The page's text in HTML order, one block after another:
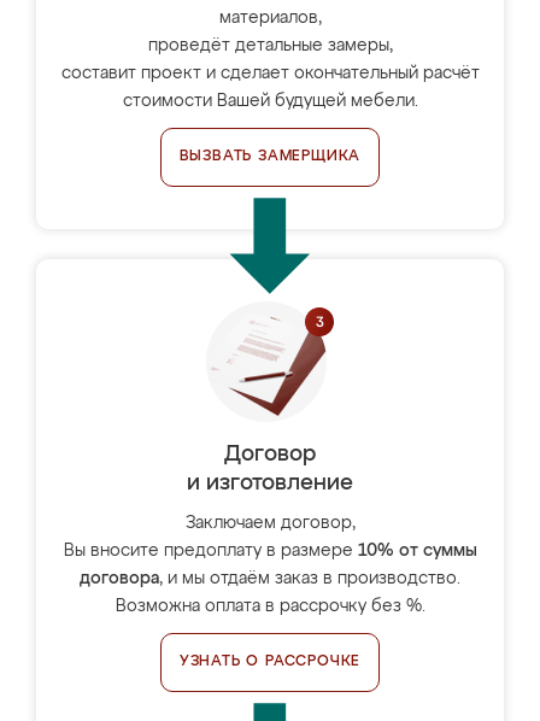
материалов,
проведёт детальные замеры,
составит проект и сделает окончательный расчёт
стоимости Вашей будущей мебели.
ВЫЗВАТЬ ЗАМЕРЩИКА
Договор
и изготовление
Заключаем договор,
Вы вносите предоплату в размере 10% от суммы
договора, и мы отдаём заказ в производство.
Возможна оплата в рассрочку без %.
УЗНАТЬ О РАССРОЧКЕ